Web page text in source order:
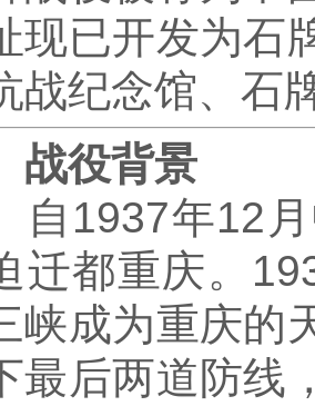
现已开发为石
战纪念馆、石
战役背景
年12月
迁都重庆。
峡成为重庆的
最后两道防线